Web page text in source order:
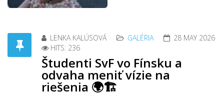
LENKA KALÚSOVÁ GALÉRIA
28 MAY 2026
HITS: 236
Študenti SvF vo Fínsku a
odvaha meniť vízie na
riešenia 🌍🏗️